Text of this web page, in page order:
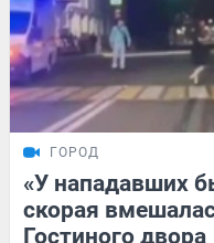
ГОРОД
«У нападавших
скорая
Гостиного двора